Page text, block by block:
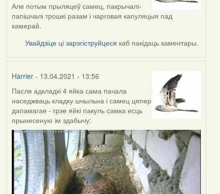
Але потым прыляцеў самец, пакрычалі-
папішчалі трошкі разам і чарговая капуляцыя пад
камерай.
Увайдзіце цізарэгіструйцеся каб пакідаць каментары.
Harrier- 13.04.2021 - 13:56
Пасля адкладкі 4 яйка сама пачала
наседжваць кладку шчыльна і самец цяпер
дапамагае - грэе яйкі пакуль самка есць
прынесеную ім здабычу: